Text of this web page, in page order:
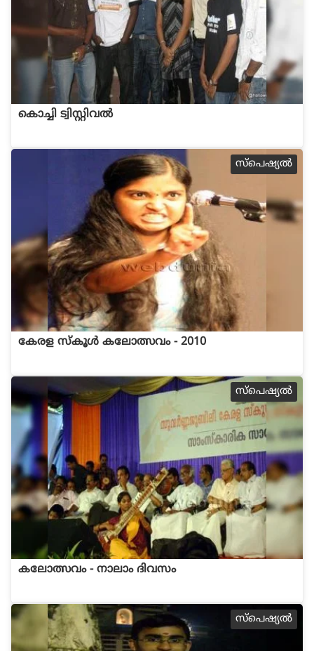
കൊച്ചി ട്വിസ്റ്റിവല്‍
സ്പെഷ്യല്‍
കേരള സ്കൂള്‍ കലോത്സവം - 2010
സ്പെഷ്യല്‍
കലോത്സവം - നാലാം ദിവസം
സ്പെഷ്യല്‍